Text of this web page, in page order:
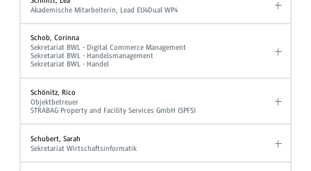
Akademische Mitarbeiterin, Lead EU4Dual WP4
Schob, Corinna
Sekretariat BWL - Digital Commerce Management
Sekretariat BWL - Handelsmanagement
Sekretariat BWL - Handel
Schönitz, Rico
Objektbetreuer
STRABAG Property and Facility Services GmbH (SPFS)
Schubert, Sarah
Sekretariat Wirtschaftsinformatik